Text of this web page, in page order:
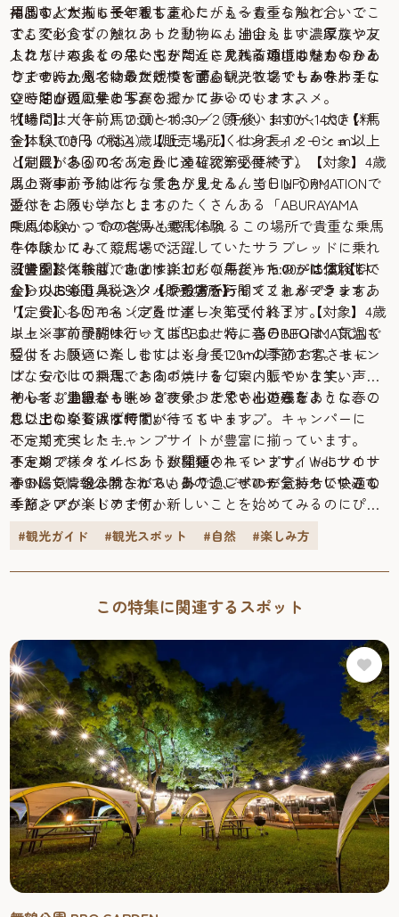
用品などが揃っています。
ここで必食なのがソフトクリーム。油山らしい濃厚なソフ
トクリームになっていてリニューアル前の「も〜も〜らん
ど」の時から名物のひとつです。ソフトクリームを片手に
空と油山の風景の写真を撮ってみるのもオススメ。
福岡の人たちに長年親しまれた「も〜も〜らんど」。ここ
でも変わらず、触れあった動物にも出会えます。家族や友
人たち、恋人との思い出がたくさん残る油山の魅力のひと
つです。九州では最大規模を誇る観光牧場でもあり、７
０〜８０頭の牛たちがのどかに歩いています。
めます。大人も子どもも童心にかえる貴重な触れ合いで
す。
これだけの多くの牛たちを間近に見れる環境はなかなかあ
りません。見ているだけでも面白い。ここでしか味わえな
い時間が過ごせます。
【時間】（午前）10:00〜10:30／（午後）14:00〜14:30【料
金】1人100円（税込）【販売場所】インフォメーション
【定員】各回70名（定員に達し次第受付終了）【対象】4歳
以上※事前予約は行っておりません。当日INFORMATIONで
受付をお願いいたします。
乗馬体験かつての名馬と乗馬体験
牛のほかにも、競馬場で活躍していたサラブレッドに乗れ
る貴重な体験もできます。どんな馬だったのかは体験して
からのお楽しみ。スタッフの方から聞くことができます。
牧場には大きい馬２頭とポニー２頭がいますが、大きい馬
を体験できるのは４歳以上、もしくは身長１２０ｃｍ以上
と制限があるのであらかじめ確認が必要です。
馬の背中からはどんな景色が見えるんでしょうか。
遊ぶところも学ぶところのたくさんある「ABURAYAMA
FUKUOKA」。命の営みも感じられるこの場所で貴重な乗馬
を体験してみてください。
【時間】（午前）11:00〜11:30／（午後）15:00〜15:30【料
金】1人550円（税込）【販売場所】インフォメーション
【定員】各回70名（定員に達し次第受付終了）【対象】4歳
以上※事前予約は行っておりません。当日INFORMATIONで
受付をお願いいたします。※身長120m以下のお客さまに
は、安心して乗馬できるポニーをご案内しています。
キャンプ豊富なキャンプサイトで思い出の春を
ここでの楽しみは何といってもキャンプ。キャンパーに
とって充実したキャンプサイトが豊富に揃っています。
キャンプスタイルにあう数種類のキャンプサイトにソロサ
イト、レンタルサービスもあり、レベルに合わせて快適な
キャンプが楽しめます。
設営を終えれば、あとは楽しむのみ。キャンプに慣れてい
ない人にも道具レンタルや設営を行ってくれるプランもあ
り、安心したキャンプをサポートしてくれます。
キャンプの醍醐味といえばBBQ。特に春のBBQは、気温も
程よく、快適に楽しむにはもってこいの季節です。キャン
プならではの料理、お肉の焼ける匂い、賑やかな笑い声。
そして、油山から眺める夜景。たくさん遊んだあとに、こ
れ以上ない贅沢な時間が待っています。
初心者も上級者もきっと、いつまでも心に残るような春の
思い出になるはずです。
不定期イベント
不定期で様々なイベントが開催されています。Webサイト
やSNSで情報公開されているので、ぜひチェックしてみて
ください。
まとめ
春の陽気に包まれながら、外で過ごすのが気持ちいいこの
季節。アウトドアで何か新しいことを始めてみるのにぴっ
たりです。ここではキャンプや動物体験はもちろん、自然
と共に楽しめる施設やアクティビティが常時アップデート
されていきます。市内からほど近いこの場所でちょっとし
#観光ガイド #観光スポット #自然 #楽しみ方
この特集に関連するスポット